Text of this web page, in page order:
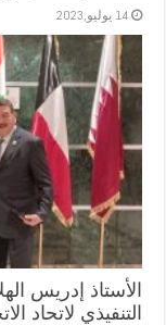
14 يوليو,2023
الأستاذ إدريس
التنفيذي لاتحاد